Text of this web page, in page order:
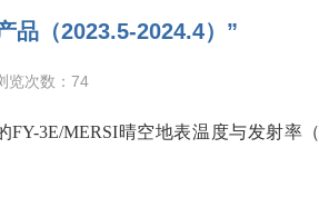
品（2023.5-2024.4）”
览次数： 74
3E/MERSI晴空地表温度与发射率（